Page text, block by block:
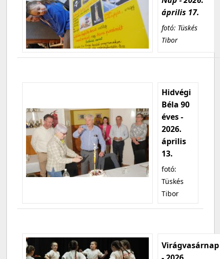
április 17.
fotó: Tüskés
Tibor
Hidvégi
Béla 90
éves -
2026.
április
13.
fotó:
Tüskés
Tibor
Virágvasárnap